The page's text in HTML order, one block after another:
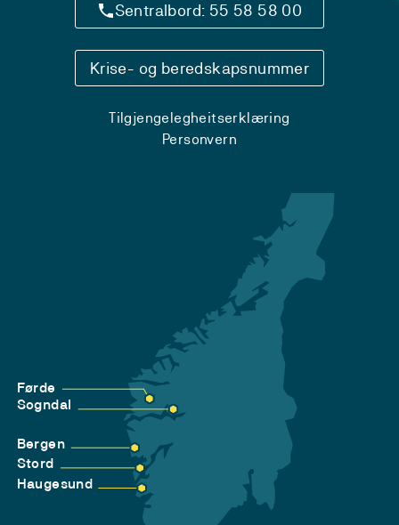
Sentralbord: 55 58 58 00
Krise- og beredskapsnummer
Tilgjengelegheitserklæring
Personvern
Førde
Sogndal
Bergen
Stord
Haugesund